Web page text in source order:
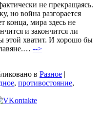
не прекращаясь.
но война разгорается
конца, мира здесь не
и закончится ли
этой хватит. И хорошо бы
-->
в Разное |
, противостояние,